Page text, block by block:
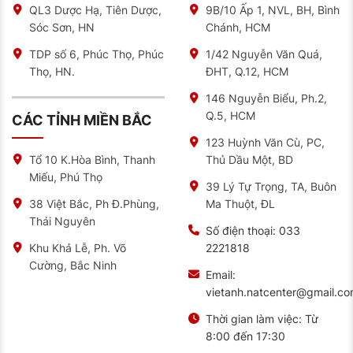
Đội ngũ kỹ thuật viên giàu kinh nghiệm, được đào
tạo bài bản.
Lưu ý: Giá sản phẩm có thể thay đổi theo từng thời
điểm tùy vào chính sách nhà cung cấp, chương trình
khuyến mãi hoặc biến động thị trường. Quý khách vui
lòng liên hệ trực tiếp để được cập nhật thông tin giá
mới nhất và chính xác nhất.
Tại sao bạn nên mua lốp xe Advenza tại NAT Center
Bạn có biết để chọn mua được một chiếc lốp mới phù
hợp với xế yêu cần đảm bảo an toàn phải đáp ứng
các yêu cầu như: hàng chính hãng, đúng thông số lố,
lựa chọn dòng lốp phù hợp với điều kiện đường đi…
Nếu bạn không có kinh nghiệm mua lốp ô tô và không
biết loại nào phù hợp với xe của mình thì rất dễ mua
phải lốp kém chất lượng; gây mất an toàn trong quá
trình xe vận hành. Thậm chí ảnh hưởng đến xe và tính
mạng.
lốp xe Advenzachính hãng
phân phối Ô Tô Miền Bắc NAT, nếu bạn không am hiểu
về các dòng lốp xe cũng sẽ được nhân viên tư vấn
nhiệt tình. Ngoài ra, bạn còn được chia sẻ về cách sử
QL3 Dược Hạ, Tiên Dược,
Sóc Sơn, HN
TDP số 6, Phúc Thọ, Phúc
Thọ, HN.
CÁC TỈNH MIỀN BẮC
Tổ 10 K.Hòa Bình, Thanh
Miếu, Phú Thọ
38 Việt Bắc, Ph Đ.Phùng,
Thái Nguyên
Khu Khả Lễ, Ph. Võ
Cường, Bắc Ninh
9B/10 Ấp 1, NVL, BH, Bình
Chánh, HCM
1/42 Nguyễn Văn Quá,
ĐHT, Q.12, HCM
146 Nguyễn Biểu, Ph.2,
Q.5, HCM
123 Huỳnh Văn Cù, PC,
Thủ Dầu Một, BD
39 Lý Tự Trọng, TA, Buôn
Ma Thuột, ĐL
Số điện thoại: 033
2221818
Email:
Thời gian làm việc: Từ
8:00 đến 17:30